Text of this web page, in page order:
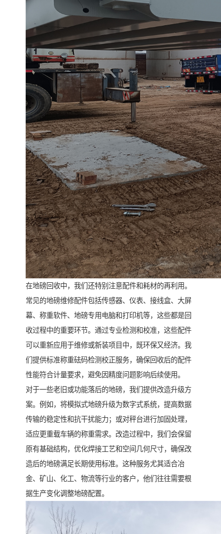
在地磅回收中，我们还特别注意配件和耗材的再利用。
常见的地磅维修配件包括传感器、仪表、接线盒、大屏
幕、称重软件、地磅专用电脑和打印机等，这些都是回
收过程中的重要环节。通过专业检测和校准，这些配件
可以重新应用于维修或新装项目中，既环保又经济。我
们提供标准称重砝码检测校正服务，确保回收后的配件
性能符合计量要求，避免因精度问题影响后续使用。
对于一些老旧或功能落后的地磅，我们提供改造升级方
案。例如，将模拟式地磅升级为数字式系统，提高数据
传输的稳定性和抗干扰能力；或对秤台进行加固处理，
适应更重载车辆的称重需求。改造过程中，我们会保留
原有基础结构，优化焊接工艺和空间几何尺寸，确保改
造后的地磅满足长期使用标准。这种服务尤其适合冶
金、矿山、化工、物流等行业的客户，他们往往需要根
据生产变化调整地磅配置。